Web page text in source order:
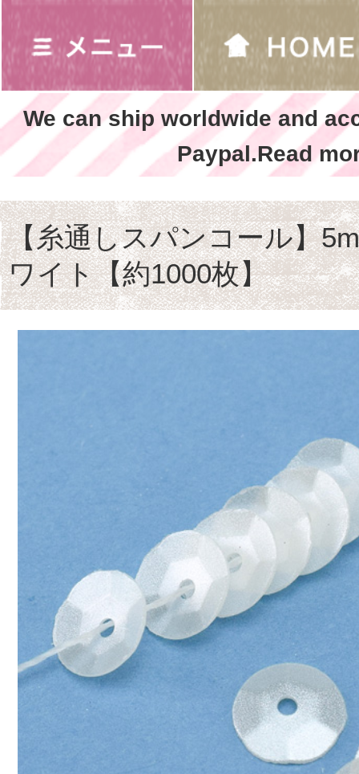
We can ship worldwide and
Paypal.Read
【糸通しスパンコール】
ワイト【約1000枚】